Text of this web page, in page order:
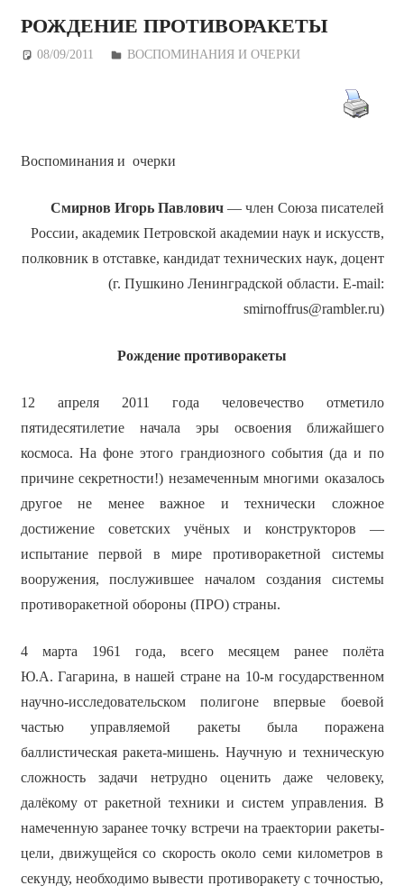
РОЖДЕНИЕ ПРОТИВОРАКЕТЫ
08/09/2011 Дежурный по Редакции
ВОСПОМИНАНИЯ И ОЧЕРКИ
Воспоминания и очерки
Смирнов Игорь Павлович— член Союза писателей
России, академик Петровской академии наук и искусств,
полковник в отставке, кандидат технических наук, доцент
(г. Пушкино Ленинградской области. E-mail:
smirnoffrus@rambler.ru)
Рождение противоракеты
12 апреля 2011 года человечество отметило
пятидесятилетие начала эры освоения ближайшего
космоса. На фоне этого грандиозного события (да и по
причине секретности!) незамеченным многими оказалось
другое не менее важное и технически сложное
достижение советских учёных и конструкторов —
испытание первой в мире противоракетной системы
вооружения, послужившее началом создания системы
противоракетной обороны (ПРО) страны.
4 марта 1961 года, всего месяцем ранее полёта
Ю.А. Гагарина, в нашей стране на 10-м государственном
научно-исследовательском полигоне впервые боевой
частью управляемой ракеты была поражена
баллистическая ракета-мишень. Научную и техническую
сложность задачи нетрудно оценить даже человеку,
далёкому от ракетной техники и систем управления. В
намеченную заранее точку встречи на траектории ракеты-
цели, движущейся со скорость около семи километров в
секунду, необходимо вывести противоракету с точностью,